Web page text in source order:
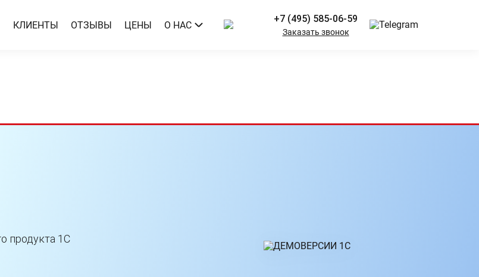
КЛИЕНТЫ ОТЗЫВЫ ЦЕНЫ О НАС
+7 (495) 585-06-59
Заказать звонок
продукта 1С